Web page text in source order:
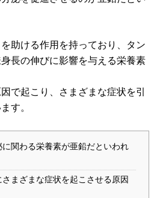
助ける作用を持っており、タン
長の伸びに影響を与える栄養素
で起こり、さまざまな症状を引
す。
関わる栄養素が亜鉛だといわれ
まざまな症状を起こさせる原因